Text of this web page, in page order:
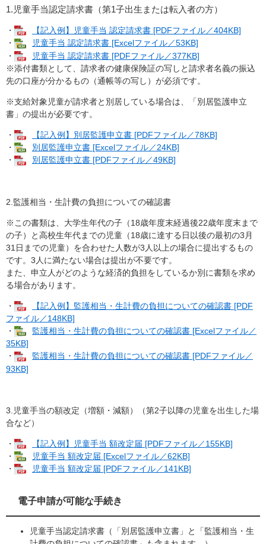
1.児童手当認定請求書（第1子出生または転入者の方）
・
【記入例】児童手当 認定請求書 [PDFファイル／404KB]
・
児童手当 認定請求書 [Excelファイル／53KB]
・
児童手当 認定請求書 [PDFファイル／377KB]
※添付書類として、請求者の健康保険証の写しと請求者名義の振込
先の口座が分かるもの（通帳等の写し）が必須です。
※支給対象児童が請求者と別居している場合は、「別居監護申立
書」の提出が必要です。
・
【記入例】別居監護申立書 [PDFファイル／78KB]
・
別居監護申立書 [Excelファイル／24KB]
・
別居監護申立書 [PDFファイル／49KB]
2.監護相当・生計費の負担についての確認書
※この書類は、大学生年代の子（18歳年度末経過後22歳年度末まで
の子）と高校生年代までの児童（18歳に達する日以後の最初の3月
31日までの児童）を合わせた人数が3人以上の場合に提出するもの
です。3人に満たない場合は提出が不要です。
また、申立人がどのような経済的負担をしているか別に書類を求め
る場合があります。
・
【記入例】監護相当・生計費の負担についての確認書 [PDF
ファイル／148KB]
・
監護相当・生計費の負担についての確認書 [Excelファイル／
35KB]
・
監護相当・生計費の負担についての確認書 [PDFファイル／
93KB]
3.児童手当の額改定（増額・減額）（第2子以降の児童を出生した場
合など）
・
【記入例】児童手当 額改定届 [PDFファイル／155KB]
・
児童手当 額改定届 [Excelファイル／62KB]
・
児童手当 額改定届 [PDFファイル／141KB]
電子申請が可能な手続き
児童手当認定請求書（「別居監護申立書」と「監護相当・生